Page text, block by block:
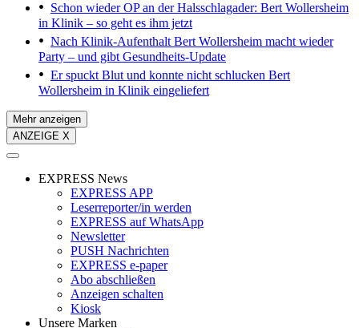
Schon wiederOP an der Halsschlagader: Bert Wollersheim
in Klinik – so geht es ihm jetzt
Nach Klinik-Aufenthalt Bert Wollersheim macht wieder
Party – und gibt Gesundheits-Update
Er spuckt Blut und konnte nicht schlucken Bert
Wollersheim in Klinik eingeliefert
Mehr anzeigen
ANZEIGE X
EXPRESS News
EXPRESS APP
Leserreporter/in werden
EXPRESS auf WhatsApp
Newsletter
PUSH Nachrichten
EXPRESS e-paper
Abo abschließen
Anzeigen schalten
Kiosk
Unsere Marken